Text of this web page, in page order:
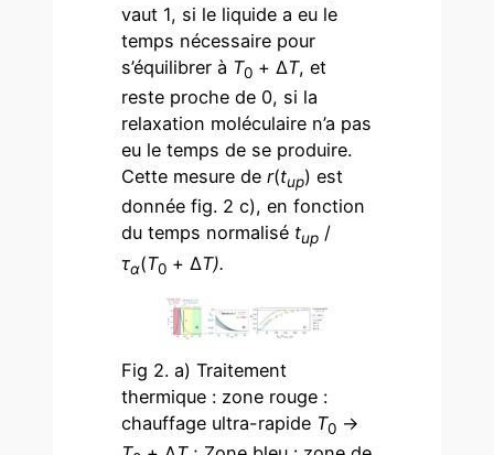
vaut 1, si le liquide a eu le
temps nécessaire pour
s’équilibrer à T0 + ΔT, et
reste proche de 0, si la
relaxation moléculaire n’a pas
eu le temps de se produire.
Cette mesure der(tup) est
donnée fig. 2 c), en fonction
du temps normalisé tup /
τα(T0 + ΔT).
Fig 2. a) Traitement
thermique : zone rouge :
chauffage ultra-rapide T0 →